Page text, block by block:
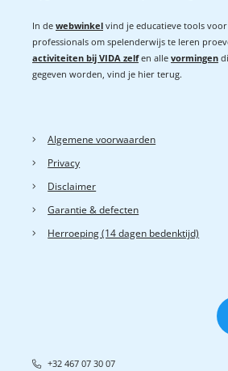
In de webwinkel vind je educatieve tools
professionals om spelenderwijs te leren
activiteiten bij VIDA zelf en alle vormingen
gegeven worden, vind je hier terug.
Algemene voorwaarden
Privacy
Disclaimer
Garantie & defecten
Herroeping (14 dagen bedenktijd)
+32 467 07 30 07